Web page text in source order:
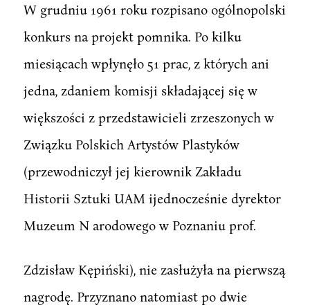
W grudniu 1961 roku rozpisano ogólnopolski
konkurs na projekt pomnika. Po kilku
miesiącach wpłynęło 51 prac, z których ani
jedna, zdaniem komisji składającej się w
większości z przedstawicieli zrzeszonych w
Związku Polskich Artystów Plastyków
(przewodniczył jej kierownik Zakładu
Historii Sztuki UAM ijednocześnie dyrektor
Muzeum N arodowego w Poznaniu prof.
Zdzisław Kępiński), nie zasłużyła na pierwszą
nagrodę. Przyznano natomiast po dwie